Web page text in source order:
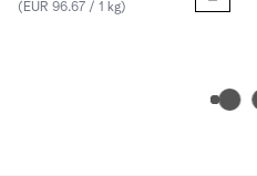
(EUR 96.67 / 1 kg)